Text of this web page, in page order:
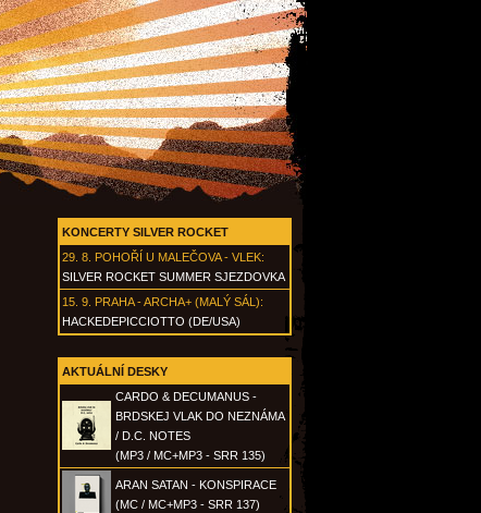
KONCERTY SILVER ROCKET
29. 8. POHOŘÍ U MALEČOVA - VLEK:
SILVER ROCKET SUMMER SJEZDOVKA
15. 9. PRAHA - ARCHA+ (MALÝ SÁL):
HACKEDEPICCIOTTO (DE/USA)
AKTUÁLNÍ DESKY
CARDO & DECUMANUS -
BRDSKEJ VLAK DO NEZNÁMA
/ D.C. NOTES
(MP3 / MC+MP3 - SRR 135)
ARAN SATAN - KONSPIRACE
(MC / MC+MP3 - SRR 137)